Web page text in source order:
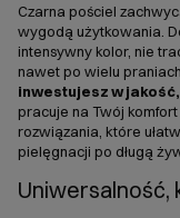
Czarna pościel
wygodą użytkowania.
intensywny kolor, nie
nawet po wielu praniach.
inwestujesz w
pracuje na Twój komfort
rozwiązania, które
pielęgnacji po długą
Uniwersalność,